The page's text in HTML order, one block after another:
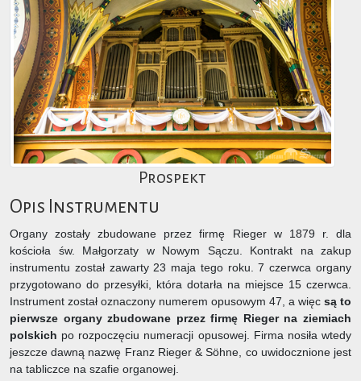
Prospekt
Opis Instrumentu
Organy zostały zbudowane przez firmę Rieger w 1879 r. dla
kościoła św. Małgorzaty w Nowym Sączu. Kontrakt na zakup
instrumentu został zawarty 23 maja tego roku. 7 czerwca organy
przygotowano do przesyłki, która dotarła na miejsce 15 czerwca.
Instrument został oznaczony numerem opusowym 47, a więc są to
pierwsze organy zbudowane przez firmę Rieger na ziemiach
polskich po rozpoczęciu numeracji opusowej. Firma nosiła wtedy
jeszcze dawną nazwę Franz Rieger & Söhne, co uwidocznione jest
na tabliczce na szafie organowej.